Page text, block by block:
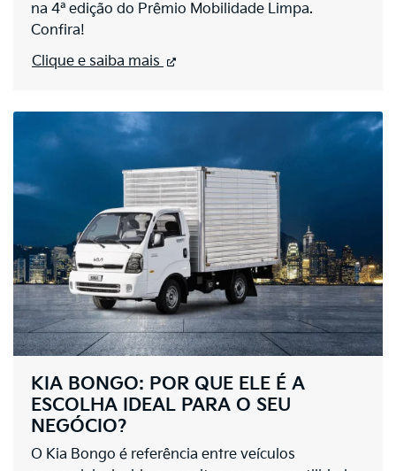
na 4ª edição do Prêmio Mobilidade Limpa.
Confira!
Clique e saiba mais
KIA BONGO: POR QUE ELE É A
ESCOLHA IDEAL PARA O SEU
NEGÓCIO?
O Kia Bongo é referência entre veículos